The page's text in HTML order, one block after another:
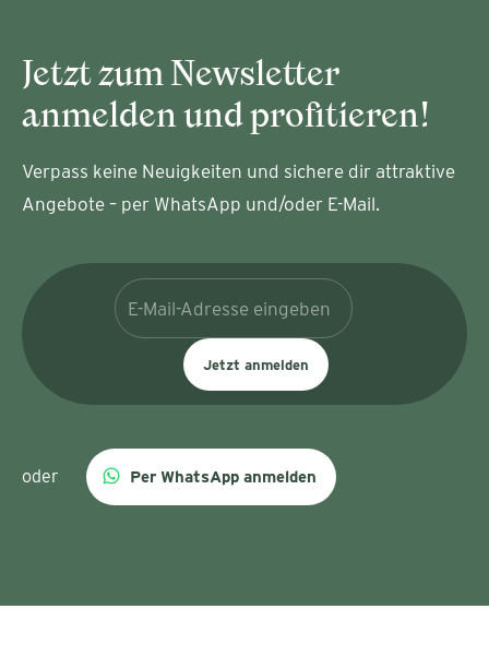
Jetzt zum Newsletter
anmelden und profitieren!
Verpass keine Neuigkeiten und sichere dir attraktive
Angebote – per WhatsApp und/oder E-Mail.
Jetzt anmelden
oder Per WhatsApp anmelden